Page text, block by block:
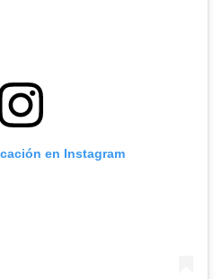
en Instagram